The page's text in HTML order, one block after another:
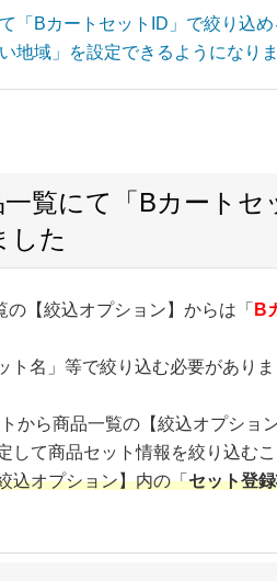
「BカートセットID」で絞り込
地域」を設定できるようになり
覧にて「Bカートセ
した
【絞込オプション】からは「 B
ト名」等で絞り込む必要がありま
から商品一覧の【絞込オプショ
して商品セット情報を絞り込む
込オプション】内の「セット登